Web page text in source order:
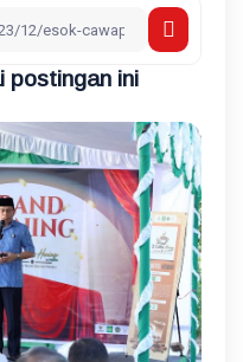
postingan ini